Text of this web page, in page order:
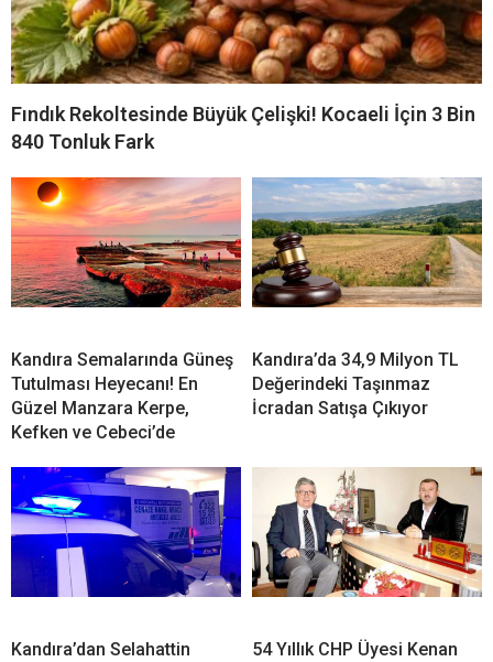
Fındık Rekoltesinde Büyük Çelişki! Kocaeli İçin 3 Bin
840 Tonluk Fark
Kandıra Semalarında Güneş
Tutulması Heyecanı! En
Güzel Manzara Kerpe,
Kefken ve Cebeci’de
Kandıra’da 34,9 Milyon TL
Değerindeki Taşınmaz
İcradan Satışa Çıkıyor
Kandıra’dan Selahattin
54 Yıllık CHP Üyesi Kenan